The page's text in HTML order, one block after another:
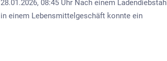
28.01.2026, 08:45 Uhr Nach einem Ladendiebstahl
in einem Lebensmittelgeschäft konnte ein